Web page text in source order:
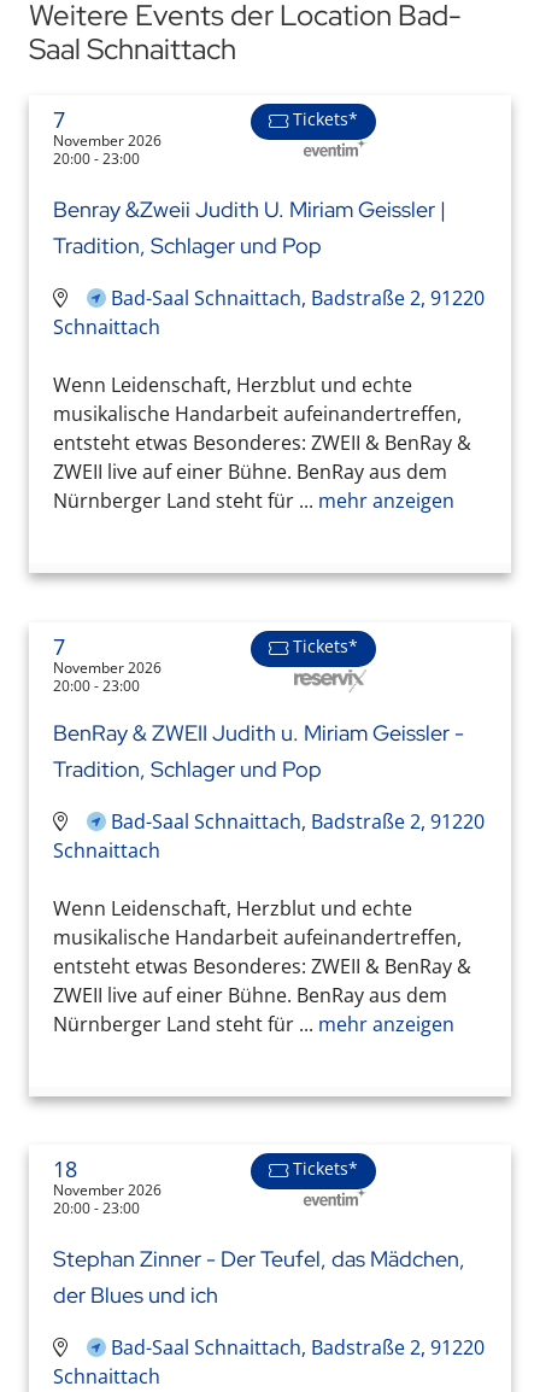
Weitere Events der Location Bad-
Saal Schnaittach
7
November 2026
20:00 - 23:00
Tickets*
Benray &Zweii Judith U. Miriam Geissler |
Tradition, Schlager und Pop
Bad-Saal Schnaittach, Badstraße 2, 91220
Schnaittach
Wenn Leidenschaft, Herzblut und echte
musikalische Handarbeit aufeinandertreffen,
entsteht etwas Besonderes: ZWEII & BenRay &
ZWEII live auf einer Bühne. BenRay aus dem
Nürnberger Land steht für ... mehr anzeigen
7
November 2026
20:00 - 23:00
Tickets*
BenRay & ZWEII Judith u. Miriam Geissler -
Tradition, Schlager und Pop
Bad-Saal Schnaittach, Badstraße 2, 91220
Schnaittach
Wenn Leidenschaft, Herzblut und echte
musikalische Handarbeit aufeinandertreffen,
entsteht etwas Besonderes: ZWEII & BenRay &
ZWEII live auf einer Bühne. BenRay aus dem
Nürnberger Land steht für ... mehr anzeigen
18
November 2026
20:00 - 23:00
Tickets*
Stephan Zinner - Der Teufel, das Mädchen,
der Blues und ich
Bad-Saal Schnaittach, Badstraße 2, 91220
Schnaittach